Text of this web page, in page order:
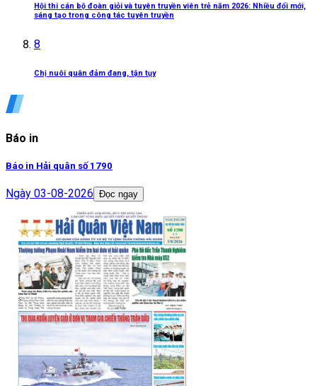
Hội thi cán bộ đoàn giỏi và tuyên truyền viên trẻ năm 2026: Nhiều đổi mới,
sáng tạo trong công tác tuyên truyền
8
Chị nuôi quân đảm đang, tận tụy
Báo in
Báo in Hải quân số 1790
Ngày 03-08-2026 Đọc ngay